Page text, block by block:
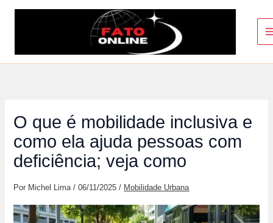
conteúdo
O que é mobilidade inclusiva e
como ela ajuda pessoas com
deficiência; veja como
Por Michel Lima/06/11/2025/ Mobilidade Urbana